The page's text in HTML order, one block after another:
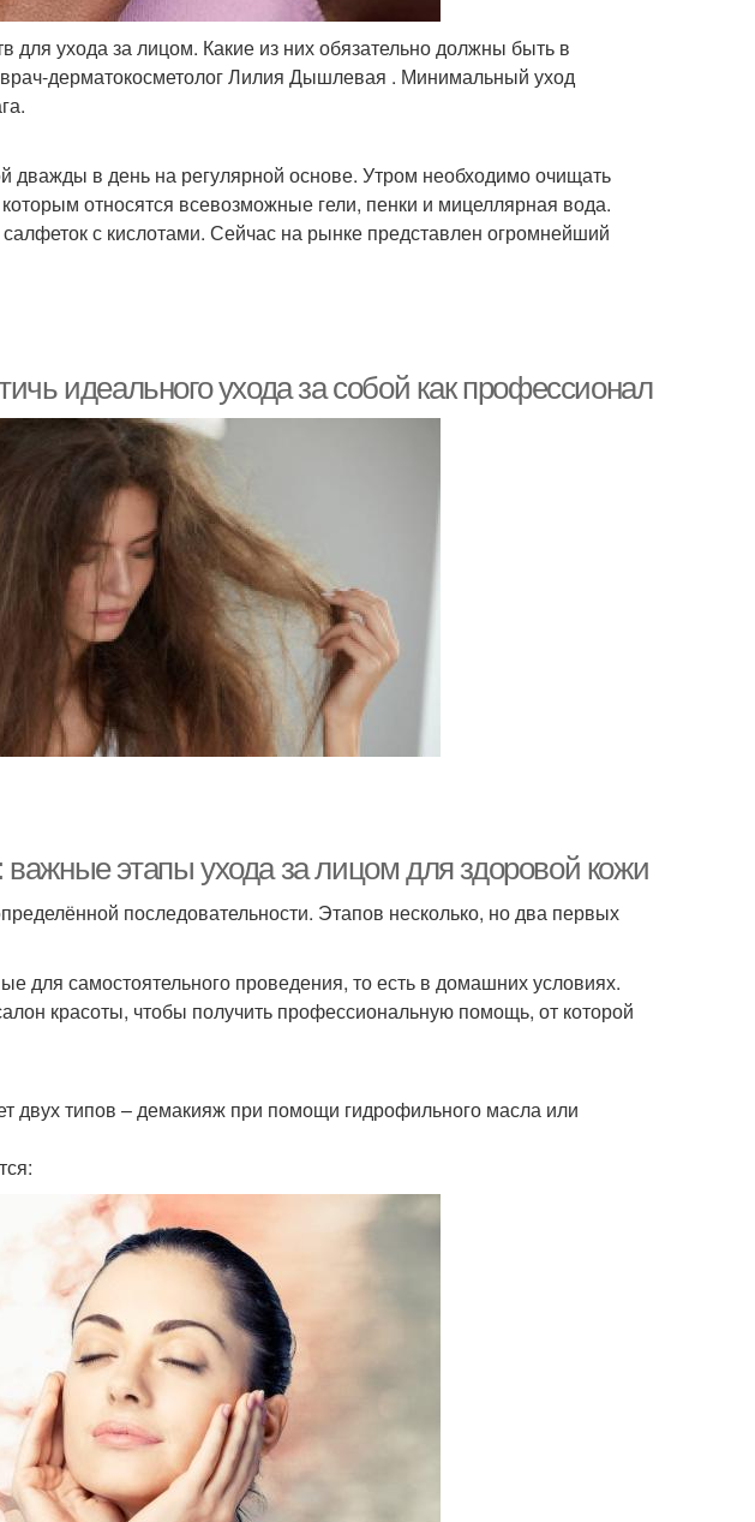
для ухода за лицом. Какие из них обязательно должны быть в
дерматокосметолог Лилия Дышлевая . Минимальный уход
дважды в день на регулярной основе. Утром необходимо очищать
относятся всевозможные гели, пенки и мицеллярная вода.
с кислотами. Сейчас на рынке представлен огромнейший
идеального ухода за собой как профессионал
этапы ухода за лицом для здоровой кожи
последовательности. Этапов несколько, но два первых
для самостоятельного проведения, то есть в домашних условиях.
красоты, чтобы получить профессиональную помощь, от которой
двух типов – демакияж при помощи гидрофильного масла или